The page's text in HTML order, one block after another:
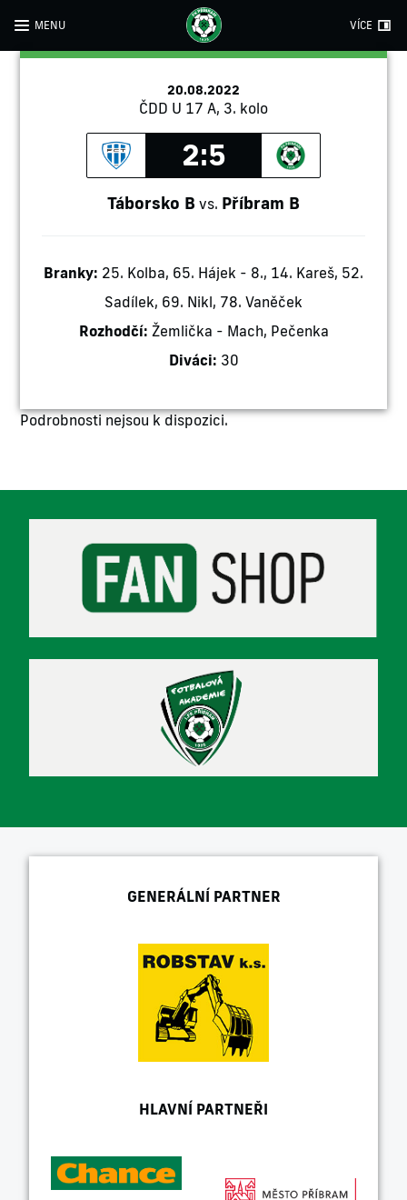
MENU VÍCE
20.08.2022
ČDD U 17 A, 3. kolo
2:5
Táborsko B vs. Příbram B
Branky: 25. Kolba, 65. Hájek - 8., 14. Kareš, 52.
Sadílek, 69. Nikl, 78. Vaněček
Rozhodčí: Žemlička - Mach, Pečenka
Diváci: 30
Podrobnosti nejsou k dispozici.
GENERÁLNÍ PARTNER
HLAVNÍ PARTNEŘI